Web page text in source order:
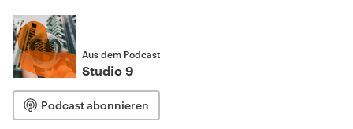
Aus dem Podcast
Studio 9
Podcast abonnieren